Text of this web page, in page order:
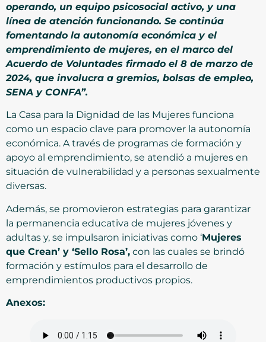
operando, un equipo psicosocial activo, y una
línea de atención funcionando. Se continúa
fomentando la autonomía económica y el
emprendimiento de mujeres, en el marco del
Acuerdo de Voluntades firmado el 8 de marzo de
2024, que involucra a gremios, bolsas de empleo,
SENA y CONFA”.
La Casa para la Dignidad de las Mujeres funciona
como un espacio clave para promover la autonomía
económica. A través de programas de formación y
apoyo al emprendimiento, se atendió a mujeres en
situación de vulnerabilidad y a personas sexualmente
diversas.
Además, se promovieron estrategias para garantizar
la permanencia educativa de mujeres jóvenes y
adultas y, se impulsaron iniciativas como ‘Mujeres
que Crean’ y ‘Sello Rosa’, con las cuales se brindó
formación y estímulos para el desarrollo de
emprendimientos productivos propios.
Anexos: